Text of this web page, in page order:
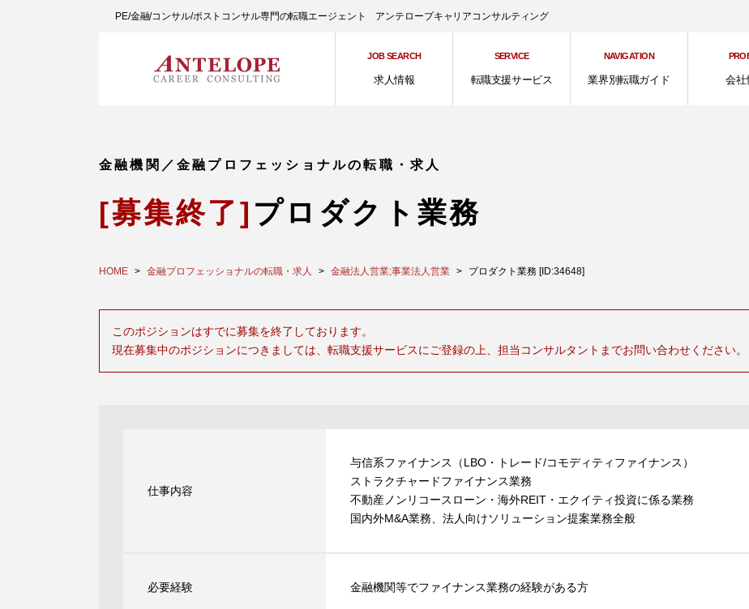
PE/金融/コンサル/ポストコンサル専門の転職エージェント アンテロープキャリアコンサルティング
JOB SEARCH
求人情報
SERVICE
転職支援サービス
NAVIGATION
業界別転職ガイド 会社
金融機関／金融プロフェッショナルの転職・求人
[募集終了] プロダクト業務
HOME 金融プロフェッショナルの転職・求人 金融法人営業;事業法人営業 プロダクト業務 [ID:34648]
このポジションはすでに募集を終了しております。
現在募集中のポジションにつきましては、転職支援サービスにご登録の上、担当コンサルタントまでお問い合わせください。
仕事内容
与信系ファイナンス（LBO・トレード/コモディティファイナンス）
ストラクチャードファイナンス業務
不動産ノンリコースローン・海外REIT・エクイティ投資に係る業務
国内外M&A業務、法人向けソリューション提案業務全般
必要経験 金融機関等でファイナンス業務の経験がある方